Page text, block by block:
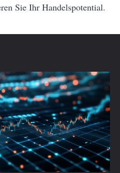
Sie Ihr Handelspotential.